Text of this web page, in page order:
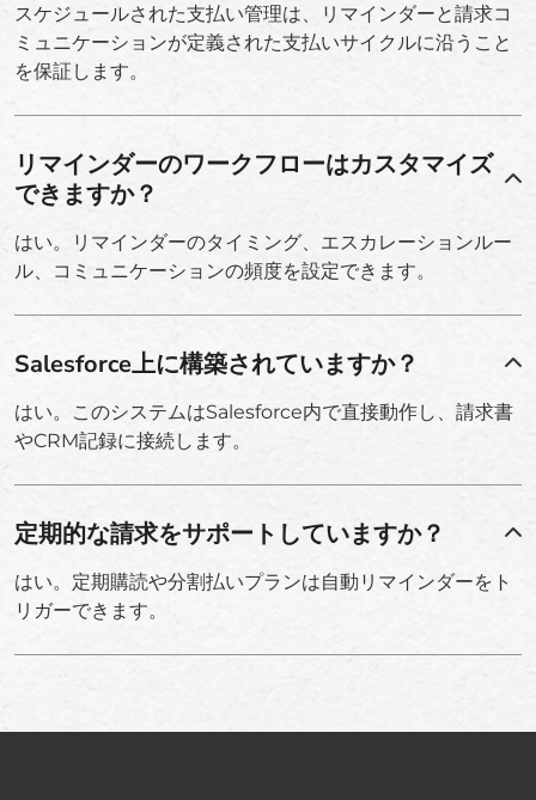
スケジュールされた支払い管理は、リマインダーと請求コ
ミュニケーションが定義された支払いサイクルに沿うこと
を保証します。
リマインダーのワークフローはカスタマイズ
できますか？
はい。リマインダーのタイミング、エスカレーションルー
ル、コミュニケーションの頻度を設定できます。
Salesforce上に構築されていますか？
はい。このシステムはSalesforce内で直接動作し、請求書
やCRM記録に接続します。
定期的な請求をサポートしていますか？
はい。定期購読や分割払いプランは自動リマインダーをト
リガーできます。